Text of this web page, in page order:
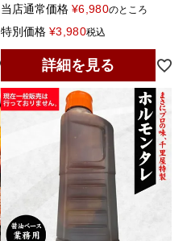
当店通常価格 ¥6,980のところ
特別価格 ¥3,980税込
詳細を見る